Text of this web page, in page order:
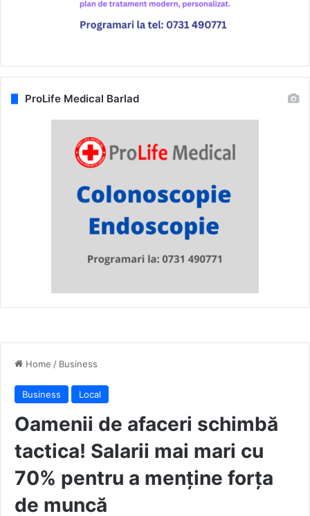
Home / Business
Business Local
Oamenii de afaceri schimbă
tactica! Salarii mai mari cu
70% pentru a menține forța
de muncă
ProLife Medical Barlad